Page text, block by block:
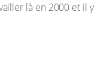
là en 2000 et il y